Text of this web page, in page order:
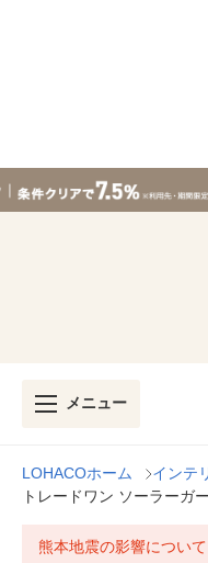
メニュー
LOHACOホーム インテ
トレードワン ソーラーガ
熊本地震の影響について